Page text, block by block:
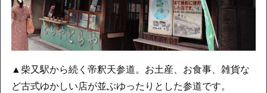
▲柴又駅から続く帝釈天参道。お土産、お食事、雑貨な
ど古式ゆかしい店が並ぶゆったりとした参道です。